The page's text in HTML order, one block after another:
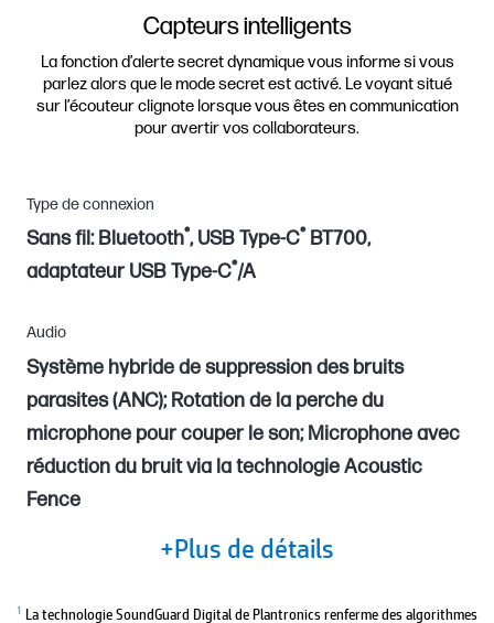
Capteurs intelligents
La fonction d’alerte secret dynamique vous informe si vous
parlez alors que le mode secret est activé. Le voyant situé
sur l’écouteur clignote lorsque vous êtes en communication
pour avertir vos collaborateurs.
Type de connexion
Sans fil: Bluetooth®, USB Type-C® BT700,
adaptateur USB Type-C®/A
Audio
Système hybride de suppression des bruits
parasites (ANC); Rotation de la perche du
microphone pour couper le son; Microphone avec
réduction du bruit via la technologie Acoustic
Fence
+Plus de détails
1 La technologie SoundGuard Digital de Plantronics renferme des algorithmes